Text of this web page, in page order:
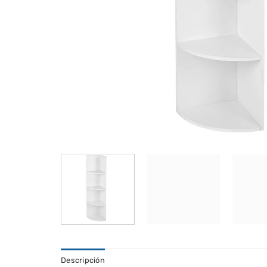
Descripción